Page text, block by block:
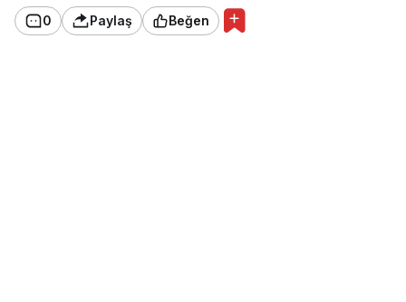
0 Paylaş Beğen